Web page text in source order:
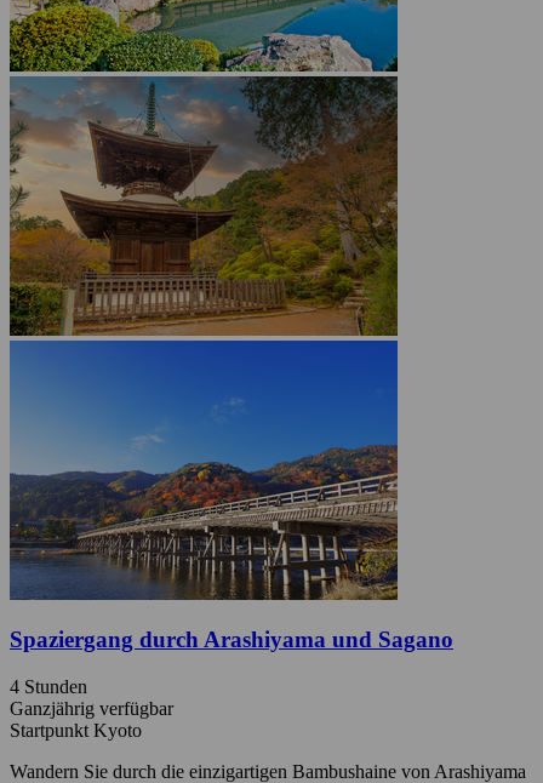
Spaziergang durch Arashiyama und Sagano
4 Stunden
Ganzjährig verfügbar
Startpunkt Kyoto
Wandern Sie durch die einzigartigen Bambushaine von Arashiyama